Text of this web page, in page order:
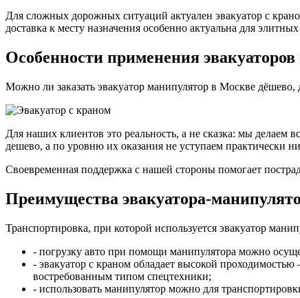
Для сложных дорожных ситуаций актуален эвакуатор с
доставка к месту назначения особенно актуальна для
Особенности применения
Можно ли заказать эвакуатор манипулятор в Москве
Для наших клиентов это реальность, а не сказка: мы делаем
дешево, а по уровню их оказания не уступаем практически
Своевременная поддержка с нашей стороны помогает
Преимущества эвакуатора-
Транспортировка, при которой используется эвакуатор
- погрузку авто при помощи манипулятора можно
- эвакуатор с краном обладает высокой
востребованным типом спецтехники;
- использовать манипулятор можно для